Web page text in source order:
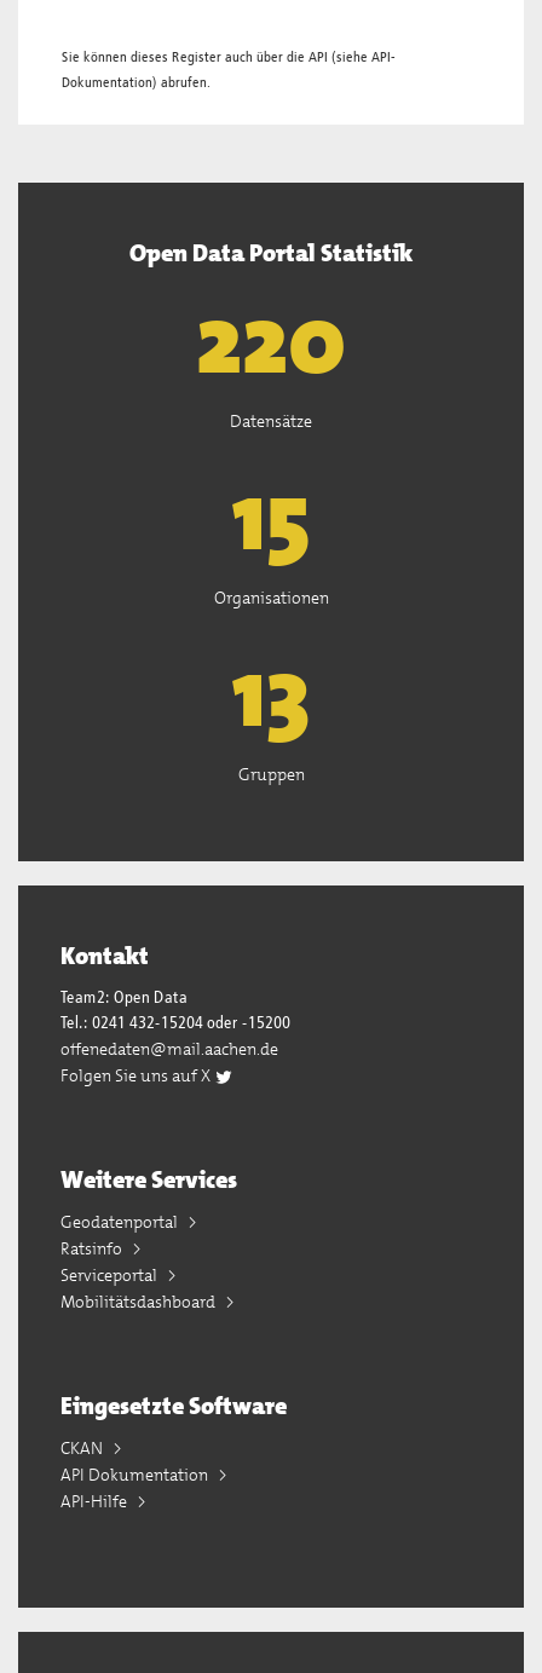
Sie können dieses Register auch über die API (siehe API-
Dokumentation) abrufen.
Open Data Portal Statistik
222
Datensätze
15
Organisationen
13
Gruppen
Kontakt
Team2: Open Data
Tel.: 0241 432-15204 oder -15200
offenedaten@mail.aachen.de
Folgen Sie uns auf X
Weitere Services
Geodatenportal
Ratsinfo
Serviceportal
Mobilitätsdashboard
Eingesetzte Software
CKAN
API Dokumentation
API-Hilfe